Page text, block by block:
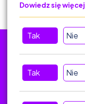
Dowiedz się więcej
Tak Nie
Tak Nie